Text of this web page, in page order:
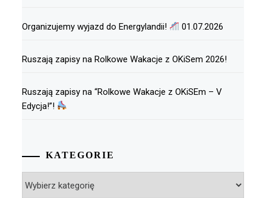
Organizujemy wyjazd do Energylandii! 01.07.2026
Ruszają zapisy na Rolkowe Wakacje z OKiSem 2026!
Ruszają zapisy na “Rolkowe Wakacje z OKiSEm – V
Edycja!”!
KATEGORIE